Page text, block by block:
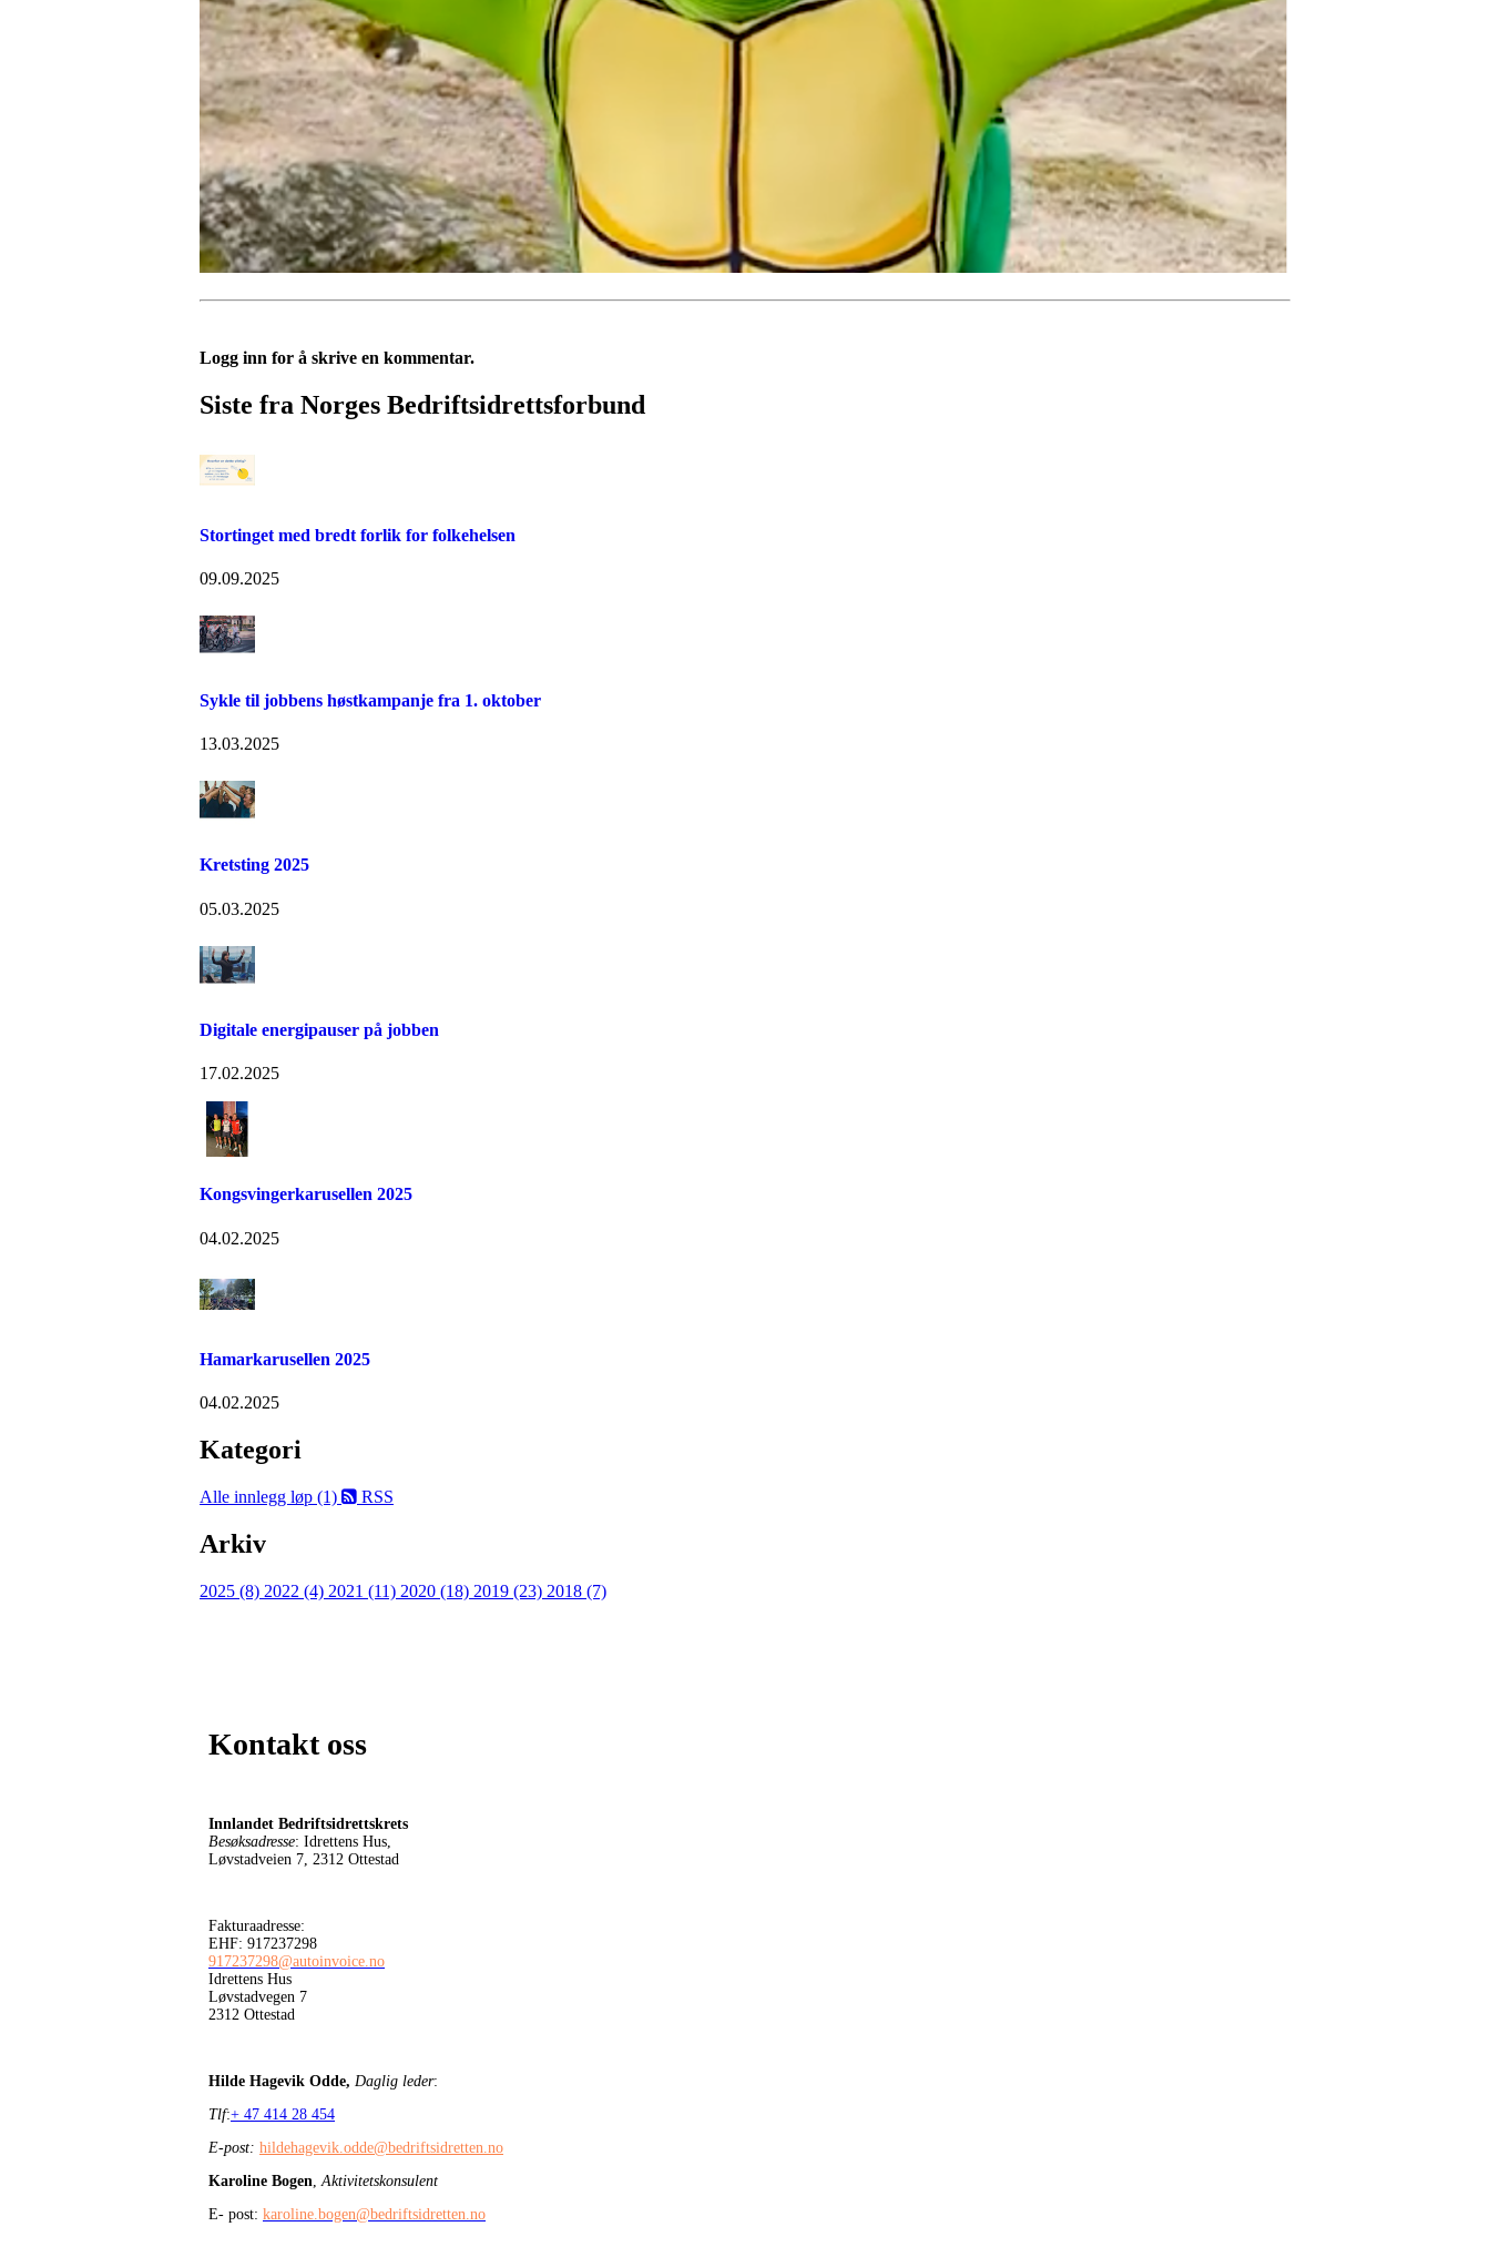
Logg inn for å skrive en kommentar.
Siste fra Norges Bedriftsidrettsforbund
Stortinget med bredt forlik for folkehelsen
09.09.2025
Sykle til jobbens høstkampanje fra 1. oktober
13.03.2025
Kretsting 2025
05.03.2025
Digitale energipauser på jobben
17.02.2025
Kongsvingerkarusellen 2025
04.02.2025
Hamarkarusellen 2025
04.02.2025
Kategori
Alle innlegg løp (1) RSS
Arkiv
2025 (8) 2022 (4) 2021 (11) 2020 (18) 2019 (23) 2018 (7)
Kontakt oss
Innlandet Bedriftsidrettskrets
Besøksadresse: Idrettens Hus,
Løvstadveien 7, 2312 Ottestad
Fakturaadresse:
EHF: 917237298
917237298@autoinvoice.no
Idrettens Hus
Løvstadvegen 7
2312 Ottestad
Hilde Hagevik Odde, Daglig leder:
Tlf:+ 47 414 28 454
E-post: hildehagevik.odde@bedriftsidretten.no
Karoline Bogen,Aktivitetskonsulent
E- post: karoline.bogen@bedriftsidretten.no